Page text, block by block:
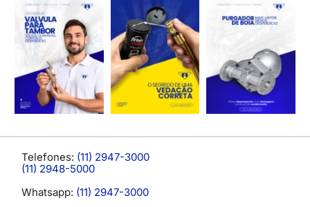
Telefones: (11) 2947-3000
(11) 2948-5000
Whatsapp: (11) 2947-3000